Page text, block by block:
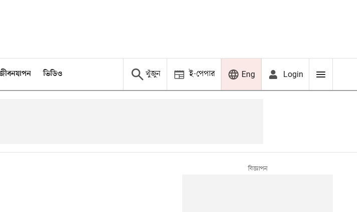
ভিডিও খুঁজুন ই-পেপার Eng Login